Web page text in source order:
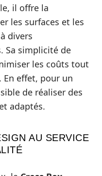
il offre la
les surfaces et les
divers
Sa simplicité de
les coûts tout
En effet, pour un
de réaliser des
adaptés.
AU SERVICE